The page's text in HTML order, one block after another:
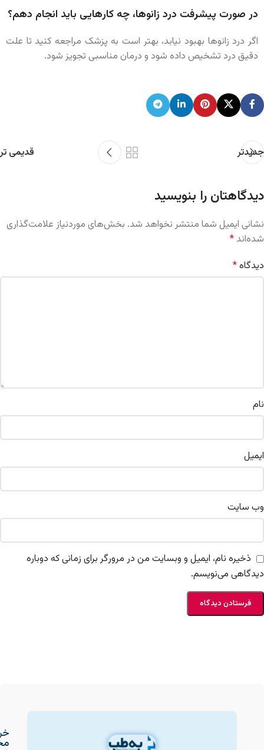
در صورت پیشرفت درد زانوها، چه کارهایی باید انجام دهم؟
اگر درد زانوها بهبود نیابد، بهتر است به پزشک مراجعه کنید تا علت
دقیق درد تشخیص داده شود و درمان مناسبی تجویز شود.
جدیدتر قدیمی تر
دیدگاهتان را بنویسید
نشانی ایمیل شما منتشر نخواهد شد. بخش‌های موردنیاز علامت‌گذاری
شده‌اند *
دیدگاه*
نام
ایمیل
وب‌ سایت
ذخیره نام، ایمیل و وبسایت من در مرورگر برای زمانی که دوباره
دیدگاهی می‌نویسم.